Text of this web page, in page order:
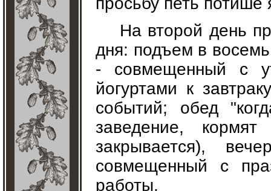
На второй день
дня: подъем в
- совмещенный с
йогуртами к
событий; обед
заведение,
закрывается),
совмещенный с
работы.